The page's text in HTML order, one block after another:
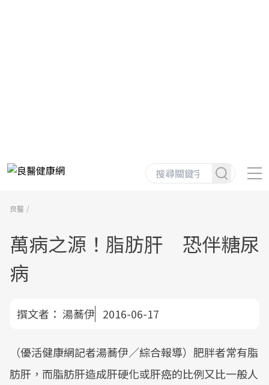
良醫
萬病之源！脂肪肝 恐伴糖尿
病
撰文者： 湯蕎伊 2016-06-17
（優活健康網記者湯蕎伊／綜合報導）肥胖者常有脂
肪肝，而脂肪肝造成肝硬化或肝癌的比例又比一般人